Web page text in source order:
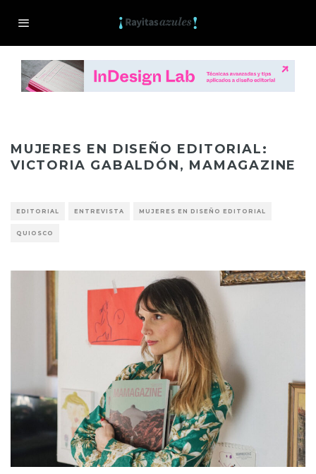
MUJERES EN DISEÑO EDITORIAL:
VICTORIA GABALDÓN, MAMAGAZINE
EDITORIAL ENTREVISTA MUJERES EN DISEÑO EDITORIAL
QUIOSCO